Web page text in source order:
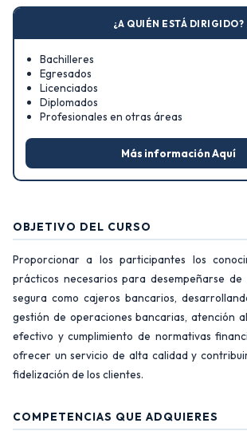
¿A QUIÉN ESTÁ DIRIGIDO?
Bachilleres
Egresados
Licenciados
Diplomados
Profesionales en otras áreas
Más información Aquí
OBJETIVO DEL CURSO
Proporcionar a los participantes los
prácticos necesarios para desempeñarse
segura como cajeros bancarios,
gestión de operaciones bancarias, atención
efectivo y cumplimiento de normativas
ofrecer un servicio de alta calidad y
fidelización de los clientes.
COMPETENCIAS QUE ADQUIERES